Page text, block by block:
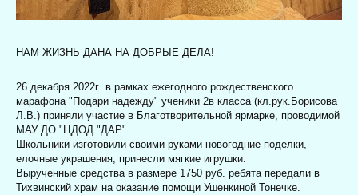
НАМ ЖИЗНЬ ДАНА НА ДОБРЫЕ ДЕЛА!
26 декабря 2022г в рамках ежегодного рождественского
марафона "Подари надежду" ученики 2в класса (кл.рук.Борисова
Л.В.) приняли участие в Благотворительной ярмарке, проводимой
МАУ ДО "ЦДОД "ДАР".
Школьники изготовили своими руками новогодние поделки,
елочные украшения, принесли мягкие игрушки.
Вырученные средства в размере 1750 руб. ребята передали в
Тихвинский храм на оказание помощи Ушенкиной Тонечке.